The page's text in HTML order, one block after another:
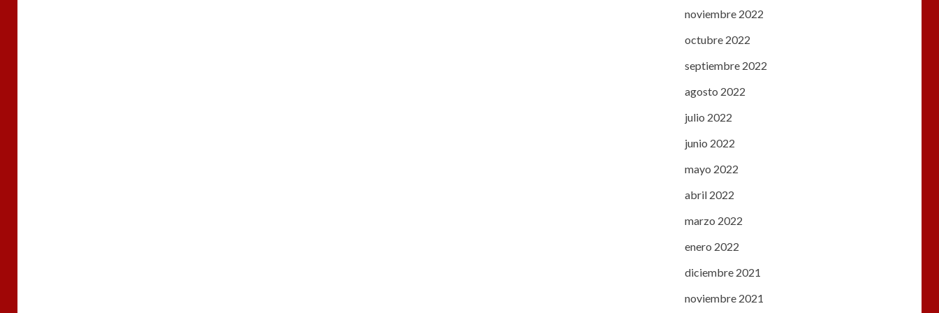
noviembre 2022
octubre 2022
septiembre 2022
agosto 2022
julio 2022
junio 2022
mayo 2022
abril 2022
marzo 2022
enero 2022
diciembre 2021
noviembre 2021